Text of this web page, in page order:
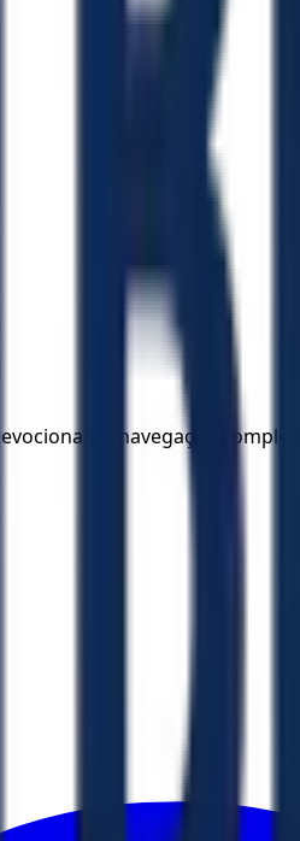
e navegação completa.